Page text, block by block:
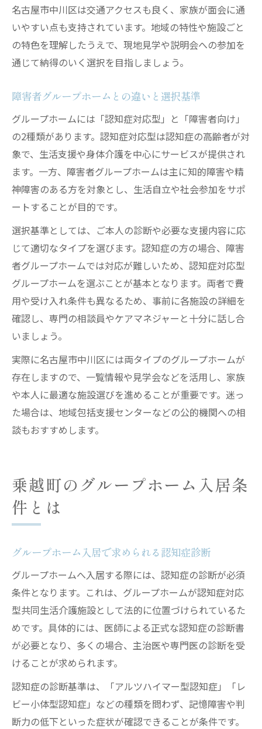
名古屋市中川区は交通アクセスも良く、家族が面会に通
いやすい点も支持されています。地域の特性や施設ごと
の特色を理解したうえで、現地見学や説明会への参加を
通じて納得のいく選択を目指しましょう。
障害者グループホームとの違いと選択基準
グループホームには「認知症対応型」と「障害者向け」
の2種類があります。認知症対応型は認知症の高齢者が対
象で、生活支援や身体介護を中心にサービスが提供され
ます。一方、障害者グループホームは主に知的障害や精
神障害のある方を対象とし、生活自立や社会参加をサポ
ートすることが目的です。
選択基準としては、ご本人の診断や必要な支援内容に応
じて適切なタイプを選びます。認知症の方の場合、障害
者グループホームでは対応が難しいため、認知症対応型
グループホームを選ぶことが基本となります。両者で費
用や受け入れ条件も異なるため、事前に各施設の詳細を
確認し、専門の相談員やケアマネジャーと十分に話し合
いましょう。
実際に名古屋市中川区には両タイプのグループホームが
存在しますので、一覧情報や見学会などを活用し、家族
や本人に最適な施設選びを進めることが重要です。迷っ
た場合は、地域包括支援センターなどの公的機関への相
談もおすすめします。
乗越町のグループホーム入居条
件とは
グループホーム入居で求められる認知症診断
グループホームへ入居する際には、認知症の診断が必須
条件となります。これは、グループホームが認知症対応
型共同生活介護施設として法的に位置づけられているた
めです。具体的には、医師による正式な認知症の診断書
が必要となり、多くの場合、主治医や専門医の診断を受
けることが求められます。
認知症の診断基準は、「アルツハイマー型認知症」「レ
ビー小体型認知症」などの種類を問わず、記憶障害や判
断力の低下といった症状が確認できることが条件です。